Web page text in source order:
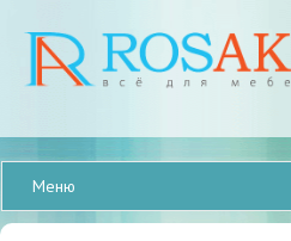
Меню